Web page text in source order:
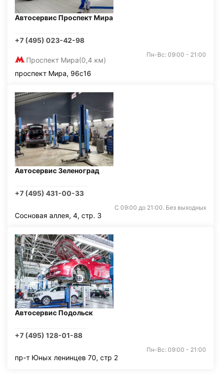
Автосервис Проспект Мира
+7 (495) 023-42-98
Проспект Мира(0,4 км)
Пн-Вс: 09:00 - 21:00
проспект Мира, 96с16
Автосервис Зеленоград
+7 (495) 431-00-33
С 09:00 до 21:00. Без выходных
Сосновая аллея, 4, стр. 3
Автосервис Подольск
+7 (495) 128-01-88
Пн-Вс: 09:00 - 21:00
пр-т Юных ленинцев 70, стр 2